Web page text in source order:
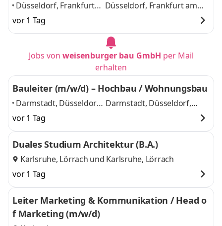
Düsseldorf, Frankfurt
am Main, Freiburg im
Düsseldorf, Frankfurt am
Main, Freiburg im Breisgau,
Stuttgart
vor 1 Tag
Jobs von weisenburger bau GmbH per Mail
erhalten
Bauleiter (m/w/d) – Hochbau / Wohnungsbau
Darmstadt, Düsseldorf,
Frankfurt am Main,
Karlsruhe, Rottweil,
Stuttgart,
Darmstadt, Düsseldorf,
Karlsruhe, Rottweil,
Stuttgartund 5 weitere
vor 1 Tag
Duales Studium Architektur (B.A.)
Karlsruhe, Lörrach und Karlsruhe, Lörrach
vor 1 Tag
Leiter Marketing & Kommunikation / Head o
f Marketing (m/w/d)